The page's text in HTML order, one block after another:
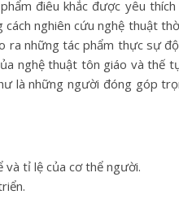
điêu khắc được yêu
cách nghiên cứu nghệ thuật
ra những tác phẩm thực sự
nghệ thuật tôn giáo và thế
là những người đóng góp
tỉ lệ của cơ thể người.